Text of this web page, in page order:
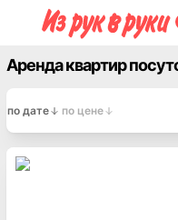
Аренда квартир
по дате по цене